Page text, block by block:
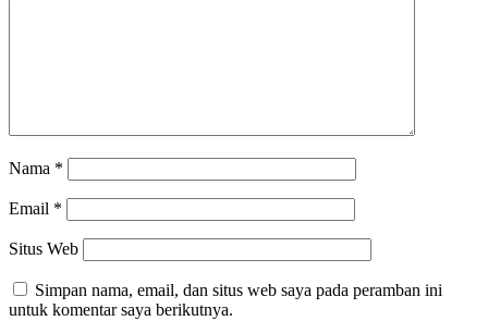
Nama *
Email *
Situs Web
Simpan nama, email, dan situs web saya pada peramban ini
untuk komentar saya berikutnya.